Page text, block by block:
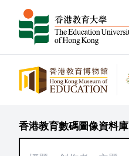
香港教育數碼圖像資料庫